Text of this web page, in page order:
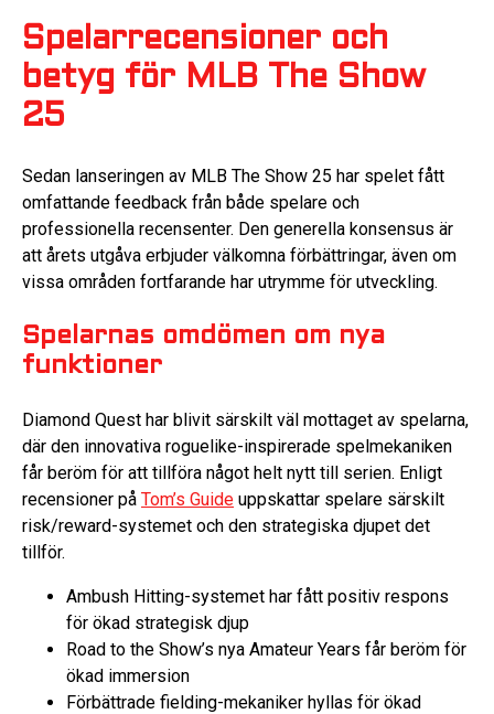
Spelarrecensioner och
betyg för MLB The Show
25
Sedan lanseringen av MLB The Show 25 har spelet fått
omfattande feedback från både spelare och
professionella recensenter. Den generella konsensus är
att årets utgåva erbjuder välkomna förbättringar, även om
vissa områden fortfarande har utrymme för utveckling.
Spelarnas omdömen om nya
funktioner
Diamond Quest har blivit särskilt väl mottaget av spelarna,
där den innovativa roguelike-inspirerade spelmekaniken
får beröm för att tillföra något helt nytt till serien. Enligt
recensioner på Tom’s Guide uppskattar spelare särskilt
risk/reward-systemet och den strategiska djupet det
tillför.
Ambush Hitting-systemet har fått positiv respons
för ökad strategisk djup
Road to the Show’s nya Amateur Years får beröm för
ökad immersion
Förbättrade fielding-mekaniker hyllas för ökad